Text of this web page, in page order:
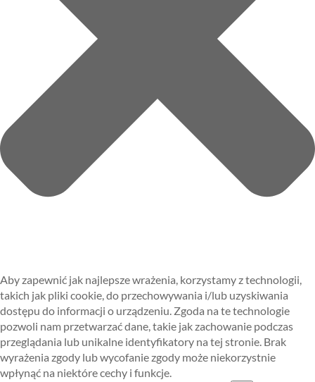
Aby zapewnić jak najlepsze wrażenia, korzystamy z technologii,
takich jak pliki cookie, do przechowywania i/lub uzyskiwania
dostępu do informacji o urządzeniu. Zgoda na te technologie
pozwoli nam przetwarzać dane, takie jak zachowanie podczas
przeglądania lub unikalne identyfikatory na tej stronie. Brak
wyrażenia zgody lub wycofanie zgody może niekorzystnie
wpłynąć na niektóre cechy i funkcje.